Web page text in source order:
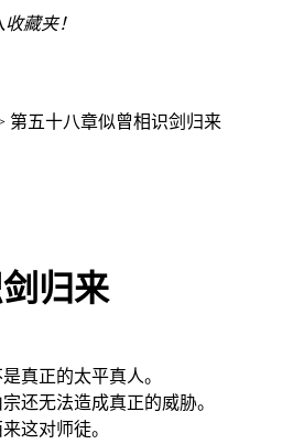
藏夹！
第五十八章似曾相识剑归来
归来
真正的太平真人。
还无法造成真正的威胁。
这对师徒。